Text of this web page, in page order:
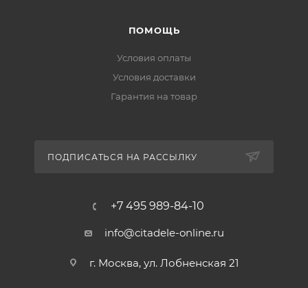
ПОМОЩЬ
Условия оплаты
Условия доставки
Гарантия на товар
ПОДПИСАТЬСЯ НА РАССЫЛКУ
+7 495 989-84-10
info@citadele-online.ru
г. Москва, ул. Лобненская 21